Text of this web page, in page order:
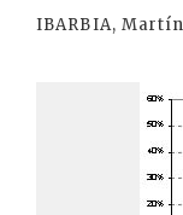
IBARBIA, Martín